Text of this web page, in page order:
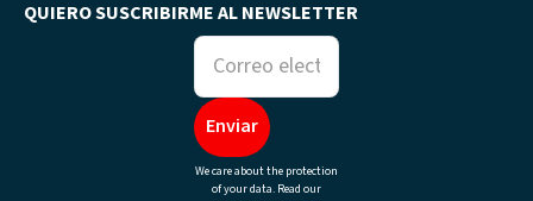
QUIERO SUSCRIBIRME AL NEWSLETTER
We care about the protection
of your data. Read our